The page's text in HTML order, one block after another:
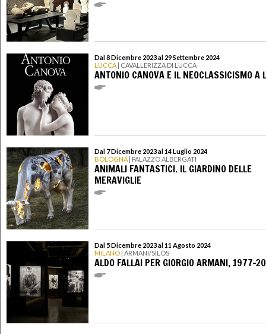
Dal 8 Dicembre 2023 al 29 Settembre 2024
LUCCA | CAVALLERIZZA DI LUCCA
ANTONIO CANOVA E IL NEOCLASSICISMO A
Dal 7 Dicembre 2023 al 14 Luglio 2024
BOLOGNA | PALAZZO ALBERGATI
ANIMALI FANTASTICI. IL GIARDINO DELLE
MERAVIGLIE
Dal 5 Dicembre 2023 al 11 Agosto 2024
MILANO | ARMANI/SILOS
ALDO FALLAI PER GIORGIO ARMANI, 1977-